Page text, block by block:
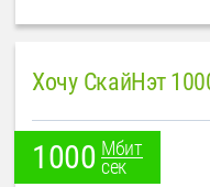
Хочу СкайНэт
1000 Мбит
сек